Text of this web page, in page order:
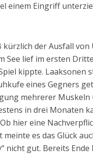
einem Eingriff
kürzlich der Ausfall von
See lief im ersten
kippte. Laaksonen
eines Gegners
mehrerer Muskeln
in drei Monaten
hier eine
es das Glück
nicht gut. Bereits